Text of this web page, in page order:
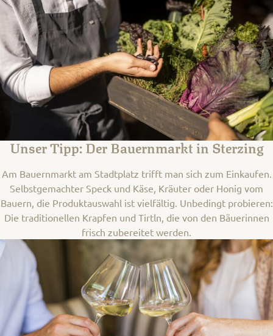
Unser Tipp: Der Bauernmarkt in Sterzing
Am Bauernmarkt am Stadtplatz trifft man sich zum Einkaufen.
Selbstgemachter Speck und Käse, Kräuter oder Honig vom
Bauern, die Produktauswahl ist vielfältig. Unbedingt probieren:
Die traditionellen Krapfen und Tirtln, die von den Bäuerinnen
frisch zubereitet werden.